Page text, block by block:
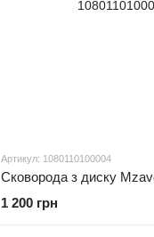
Артикул: 1080110100004
Сковорода з диску
1 200 грн